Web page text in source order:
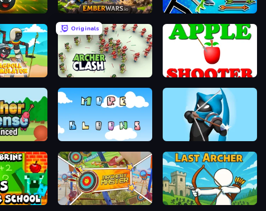
EmberWars.io Archer Ragdoll Masters
Simulator
Originals
Archer Clash Apple Shooter
Wild Archer: Castle Defense
School Archery Master Last Archer